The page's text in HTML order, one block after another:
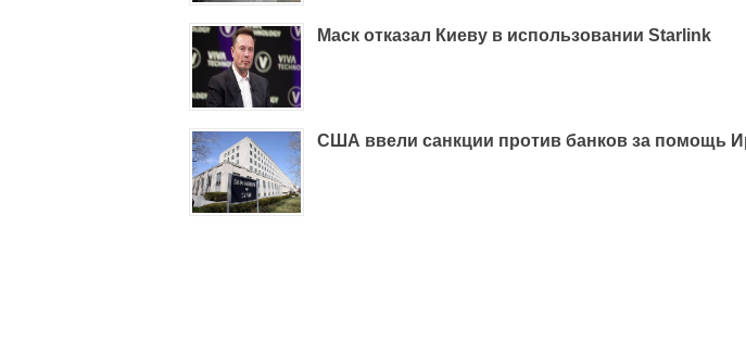
Маск отказал Киеву в использовании Starlink
США ввели санкции против банков за помощь